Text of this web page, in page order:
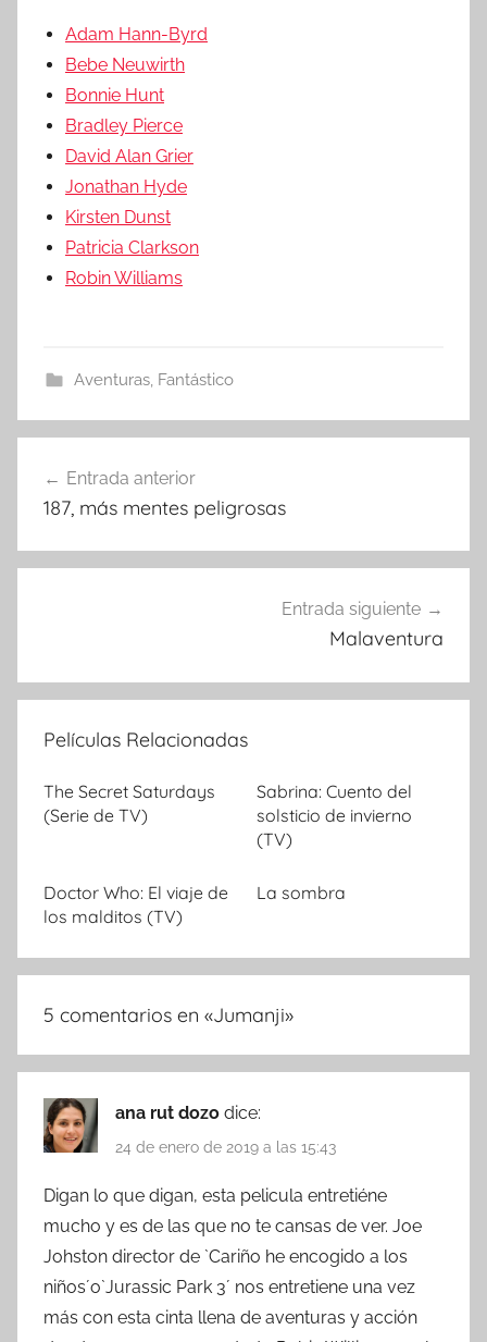
Adam Hann-Byrd
Bebe Neuwirth
Bonnie Hunt
Bradley Pierce
David Alan Grier
Jonathan Hyde
Kirsten Dunst
Patricia Clarkson
Robin Williams
Aventuras, Fantástico
Navegación
de
entradas
Entrada anterior
187, más mentes peligrosas
Entrada siguiente
Malaventura
Películas Relacionadas
The Secret Saturdays
(Serie de TV)
Sabrina: Cuento del
solsticio de invierno
(TV)
Doctor Who: El viaje de
los malditos (TV)
La sombra
5 comentarios en «Jumanji»
ana rut dozo dice:
24 de enero de 2019 a las 15:43
Digan lo que digan, esta pelicula entretiéne
mucho y es de las que no te cansas de ver. Joe
Johston director de `Cariño he encogido a los
niños´o`Jurassic Park 3´ nos entretiene una vez
más con esta cinta llena de aventuras y acción